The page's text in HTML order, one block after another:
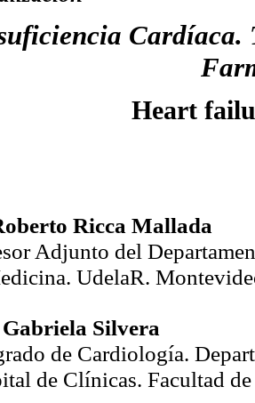
Cardíaca.
Heart
Ricca Mallada
Adjunto del
UdelaR.
Silvera
de Cardiología.
de Clínicas. Facultad